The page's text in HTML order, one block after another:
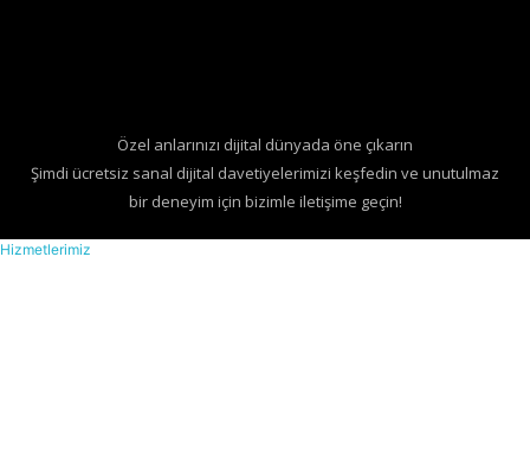
Özel anlarınızı dijital dünyada öne çıkarın
Şimdi ücretsiz sanal dijital davetiyelerimizi keşfedin ve unutulmaz
bir deneyim için bizimle iletişime geçin!
Hizmetlerimiz